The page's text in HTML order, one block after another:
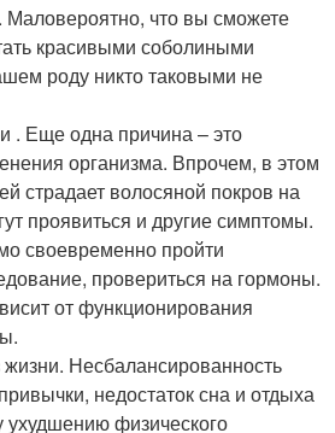
Маловероятно, что вы сможете
красивыми соболиными
роду никто таковыми не
. Еще одна причина – это
организма. Впрочем, в этом
страдает волосяной покров на
проявиться и другие симптомы.
своевременно пройти
провериться на гормоны.
от функционирования
Несбалансированность
недостаток сна и отдыха
физического